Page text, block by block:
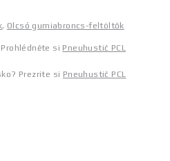
, Olcsó gumiabroncs-feltöltők
si Pneuhustič PCL
Prezrite si Pneuhustič PCL